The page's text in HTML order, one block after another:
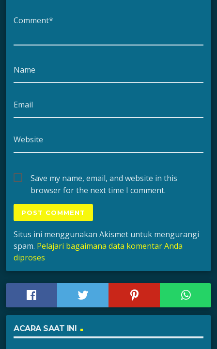
Comment*
Name
Email
Website
Save my name, email, and website in this
browser for the next time I comment.
Situs ini menggunakan Akismet untuk mengurangi
spam. Pelajari bagaimana data komentar Anda
diproses
ACARA SAAT INI